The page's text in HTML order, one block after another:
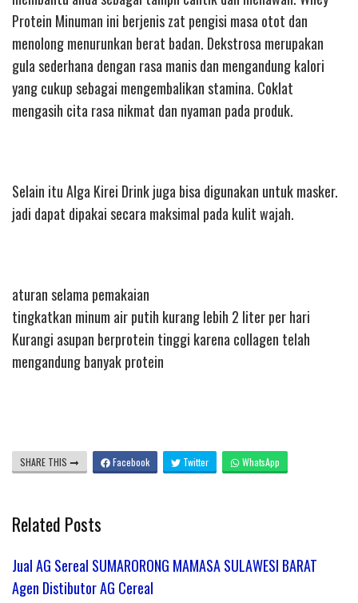
Protein Minuman ini berjenis zat pengisi masa otot dan
menolong menurunkan berat badan. Dekstrosa merupakan
gula sederhana dengan rasa manis dan mengandung kalori
yang cukup sebagai mengembalikan stamina. Coklat
mengasih cita rasa nikmat dan nyaman pada produk.
Selain itu Alga Kirei Drink juga bisa digunakan untuk masker.
jadi dapat dipakai secara maksimal pada kulit wajah.
aturan selama pemakaian
tingkatkan minum air putih kurang lebih 2 liter per hari
Kurangi asupan berprotein tinggi karena collagen telah
mengandung banyak protein
SHARE THIS Facebook Twitter WhatsApp
Related Posts
Jual AG Sereal SUMARORONG MAMASA SULAWESI BARAT
Agen Distibutor AG Cereal